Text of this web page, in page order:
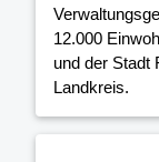
12.000
und der Stadt
Landkreis.